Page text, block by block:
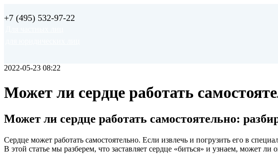
+7 (495) 532‑97‑22
2022-05-23 08:22
Может ли сердце работать
Может ли сердце работать самостоятельно:
Сердце может работать самостоятельно. Если извлечь и погрузить его в
В этой статье мы разберем, что заставляет сердце «биться» и узнаем, может